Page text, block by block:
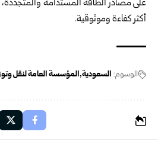
على مصادر الطاقة المستدامة
أكثر كفاءة وموثوقية.
الوسوم: السعودية المؤسسة العامة لنقل